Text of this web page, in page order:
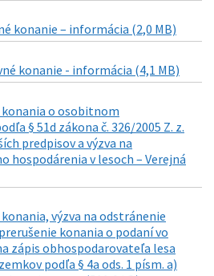
konanie – informácia (2,0 MB)
konanie - informácia (4,1 MB)
o osobitnom
§ 51d zákona č. 326/2005 Z. z.
predpisov a výzva na
hospodárenia v lesoch – Verejná
výzva na odstránenie
konania o podaní vo
zápis obhospodarovateľa lesa
podľa § 4a ods. 1 písm. a)